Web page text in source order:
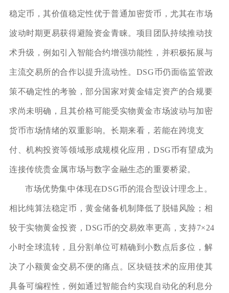
稳定币，其价值稳定性优于普通加密货币，尤其在市场
波动时期更易获得避险资金青睐。项目团队持续推动技
术升级，例如引入智能合约增强功能性，并积极拓展与
主流交易所的合作以提升流动性。DSG币仍面临监管政
策不确定性的考验，部分国家对黄金锚定资产的合规要
求尚未明确，且其价格可能受实物黄金市场波动与加密
货币市场情绪的双重影响。长期来看，若能在跨境支
付、机构投资等领域形成规模化应用，DSG币有望成为
连接传统贵金属市场与数字金融生态的重要桥梁。
市场优势集中体现在DSG币的混合型设计理念上。
相比纯算法稳定币，黄金储备机制降低了脱锚风险；相
较于实物黄金投资，DSG币的交易效率更高，支持7×24
小时全球流转，且分割单位可精确到小数点后多位，解
决了小额黄金交易不便的痛点。区块链技术的应用使其
具备可编程性，例如通过智能合约实现自动化的利息分